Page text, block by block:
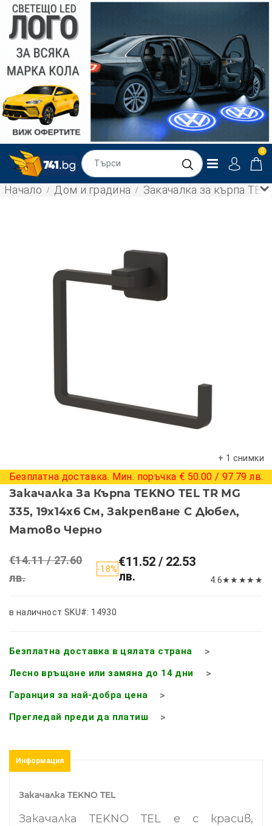
0
Начало Дом и градина Закачалка за кърпа
+ 1 снимки
Безплатна доставка. Мин. поръчка € 50.00 / 97.79 лв.
Закачалка За Кърпа TEKNO TEL TR MG
335, 19х14х6 См, Закрепване С Дюбел,
Матово Черно
€14.11 / 27.60
лв.
-18%€11.52 / 22.53
лв.
4.6★★ ★★ ★
в наличност SKU#: 14930
Безплатна доставка в цялата страна
Лесно връщане или замяна до 14 дни
Гаранция за най-добра цена
Прегледай преди да платиш
Информация
Закачалка TEKNO TEL
Закачалка TEKNO TEL е скрасив,